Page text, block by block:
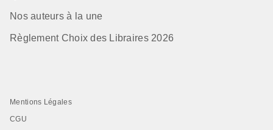
Nos auteurs à la une
Règlement Choix des Libraires 2026
Mentions Légales
CGU